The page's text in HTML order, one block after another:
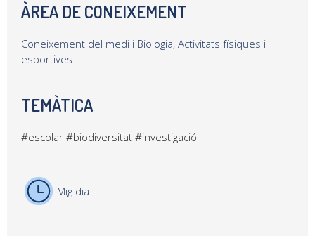
ÀREA DE CONEIXEMENT
Coneixement del medi i Biologia, Activitats físiques i
esportives
TEMÀTICA
#escolar #biodiversitat #investigació
Mig dia